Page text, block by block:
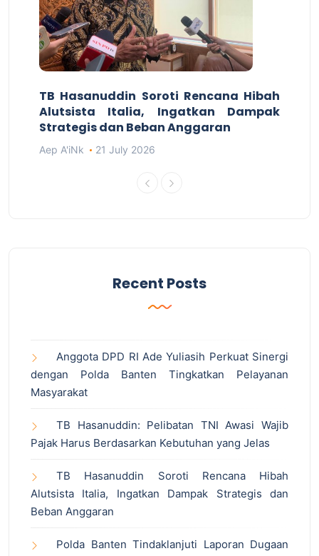
TB Hasanuddin Soroti Rencana Hibah
Alutsista Italia, Ingatkan Dampak
Strategis dan Beban Anggaran
Aep A'iNk 21 July 2026
Recent Posts
Anggota DPD RI Ade Yuliasih Perkuat Sinergi
dengan Polda Banten Tingkatkan Pelayanan
Masyarakat
TB Hasanuddin: Pelibatan TNI Awasi Wajib
Pajak Harus Berdasarkan Kebutuhan yang Jelas
TB Hasanuddin Soroti Rencana Hibah
Alutsista Italia, Ingatkan Dampak Strategis dan
Beban Anggaran
Polda Banten Tindaklanjuti Laporan Dugaan